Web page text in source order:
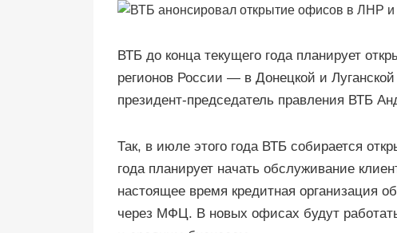
ВТБ до конца текущего года планирует
регионов России — в Донецкой и
президент-председатель правления ВТБ
Так, в июле этого года ВТБ собирается
года планирует начать обслуживание
настоящее время кредитная организация
через МФЦ. В новых офисах будут